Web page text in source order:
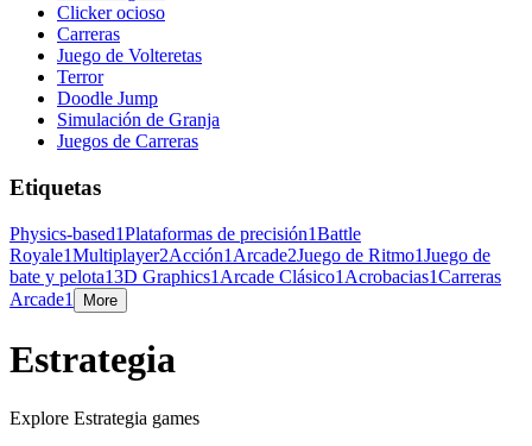
Clicker ocioso
Carreras
Juego de Volteretas
Terror
Doodle Jump
Simulación de Granja
Juegos de Carreras
Etiquetas
Physics-based1Plataformas de precisión1Battle
Royale1Multiplayer2Acción1 Arcade2Juego de Ritmo1Juego de
bate y pelota13D Graphics1 Arcade Clásico1 Acrobacias1Carreras
Arcade1 More
Estrategia
Explore Estrategia games